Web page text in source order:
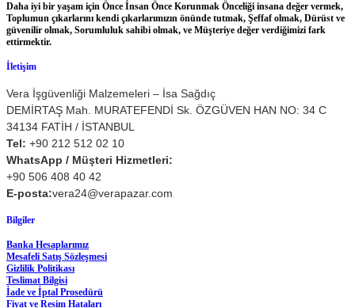
Daha iyi bir yaşam için Önce İnsan Önce Korunmak Önceliği insana değer vermek,
Toplumun çıkarlarını kendi çıkarlarımızın önünde tutmak, Şeffaf olmak, Dürüst ve
güvenilir olmak, Sorumluluk sahibi olmak, ve Müşteriye değer verdiğimizi fark
ettirmektir.
İletişim
Vera İşgüvenliği Malzemeleri – İsa Sağdıç
DEMİRTAŞ Mah. MURATEFENDİ Sk. ÖZGÜVEN HAN NO: 34 C
34134 FATİH / İSTANBUL
Tel: +90 212 512 02 10
WhatsApp / Müşteri Hizmetleri:
+90 506 408 40 42
E-posta:vera24@verapazar.com
Bilgiler
Banka Hesaplarımız
Mesafeli Satış Sözleşmesi
Gizlilik Politikası
Teslimat Bilgisi
İade ve İptal Prosedürü
Fiyat ve Resim Hataları